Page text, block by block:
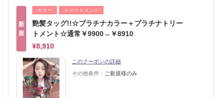
新
規
カラー トリートメント
艶髪タッグ!!☆プラチナカラー＋プラチナトリー
トメント☆通常￥9900→￥8910
¥8,910
このクーポンの詳細
その他条件： ご新規様のみ